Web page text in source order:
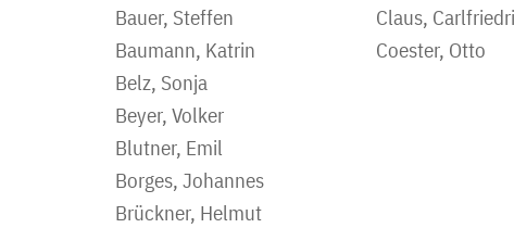
Bauer, Steffen
Baumann, Katrin
Belz, Sonja
Beyer, Volker
Blutner, Emil
Borges, Johannes
Brückner, Helmut
Claus,
Coester, Otto